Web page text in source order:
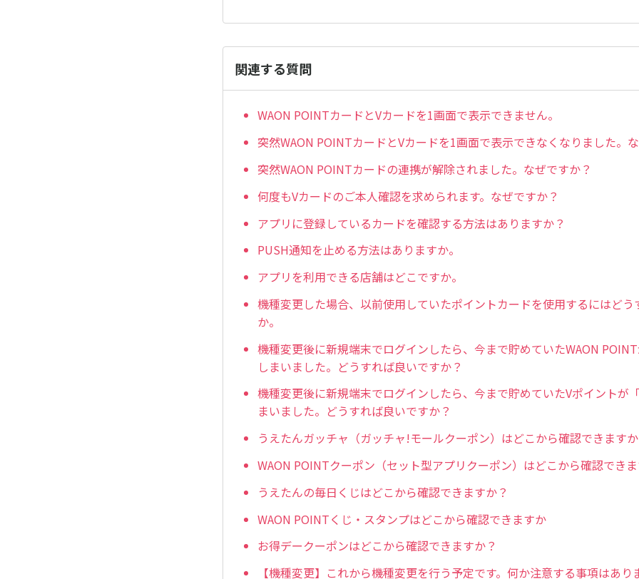
関連する質問
WAON POINTカードとVカードを1画面で表示できません。
突然WAON POINTカードとVカードを1画面で表示できなくなりました。
突然WAON POINTカードの連携が解除されました。なぜですか？
何度もVカードのご本人確認を求められます。なぜですか？
アプリに登録しているカードを確認する方法はありますか？
PUSH通知を止める方法はありますか。
アプリを利用できる店舗はどこですか。
機種変更した場合、以前使用していたポイントカードを使用するにはどう
か。
機種変更後に新規端末でログインしたら、今まで貯めていたWAON
しまいました。どうすれば良いですか？
機種変更後に新規端末でログインしたら、今まで貯めていたVポイントが
まいました。どうすれば良いですか？
うえたんガッチャ（ガッチャ!モールクーポン）はどこから確認できますか
WAON POINTクーポン（セット型アプリクーポン）はどこから確認できま
うえたんの毎日くじはどこから確認できますか？
WAON POINTくじ・スタンプはどこから確認できますか
お得デークーポンはどこから確認できますか？
【機種変更】これから機種変更を行う予定です。何か注意する事項はあり